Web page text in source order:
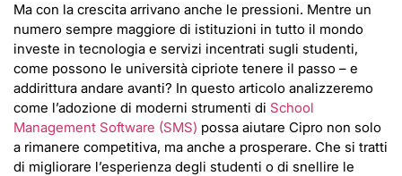
Ma con la crescita arrivano anche le pressioni. Mentre un
numero sempre maggiore di istituzioni in tutto il mondo
investe in tecnologia e servizi incentrati sugli studenti,
come possono le università cipriote tenere il passo – e
addirittura andare avanti? In questo articolo analizzeremo
come l’adozione di moderni strumenti di School
Management Software (SMS) possa aiutare Cipro non solo
a rimanere competitiva, ma anche a prosperare. Che si tratti
di migliorare l’esperienza degli studenti o di snellire le